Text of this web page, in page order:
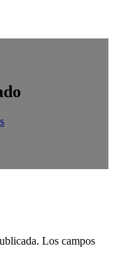
Los campos